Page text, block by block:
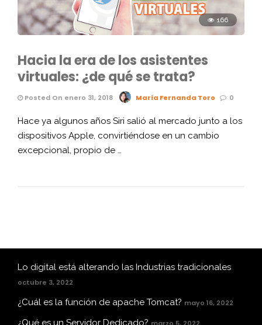
166
Hacia la era de los asistentes
virtuales: ¿de qué se trata?
Posted On enero 31, 2018 María Fernanda Toro 0
Hace ya algunos años Siri salió al mercado junto a los
dispositivos Apple, convirtiéndose en un cambio
excepcional, propio de …
Lo digital está alterando las Industrias tradicionales
octubre 3, 2022
¿Cuál es la función de apache Tomcat? mayo 16, 2022